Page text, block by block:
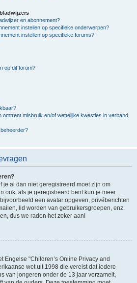
en abonnement?
instellen op specifieke onderwerpen?
instellen op specifieke forums?
op dit forum?
omtrent misbruik en/of wettelijke kwesties in verband
je al dan niet geregistreerd moet zijn om
ook, als je geregistreerd bent kun je meer
een avatar opgeven, privéberichten
lid worden van gebruikersgroepen, enz.
dus we raden het zeker aan!
Engelse "Children’s Online Privacy and
wet uit 1998 die vereist dat iedere
van jongeren onder de 13 jaar verzamelt,